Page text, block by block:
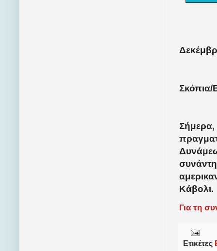
Σκόπια/
Σήμερα,
Κάβολι.
Για τη
Ετικέτες